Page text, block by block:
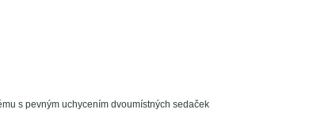
s pevným uchycením dvoumístných sedaček